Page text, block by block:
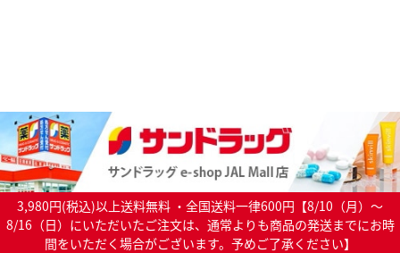
3,980円(税込)以上送料無料 ・全国送料一律600円【8/10（月）～
8/16（日）にいただいたご注文は、通常よりも商品の発送までにお時
間をいただく場合がございます。予めご了承ください】